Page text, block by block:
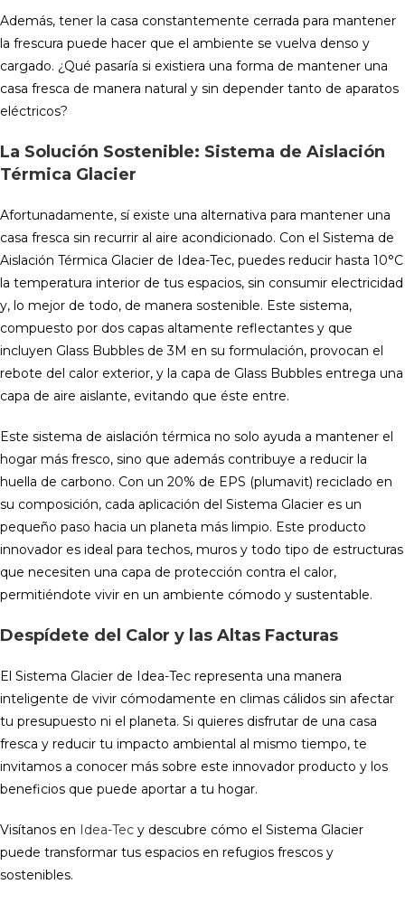
Además, tener la casa constantemente cerrada para mantener
la frescura puede hacer que el ambiente se vuelva denso y
cargado. ¿Qué pasaría si existiera una forma de mantener una
casa fresca de manera natural y sin depender tanto de aparatos
eléctricos?
La Solución Sostenible: Sistema de Aislación
Térmica Glacier
Afortunadamente, sí existe una alternativa para mantener una
casa fresca sin recurrir al aire acondicionado. Con el Sistema de
Aislación Térmica Glacier de Idea-Tec, puedes reducir hasta 10°C
la temperatura interior de tus espacios, sin consumir electricidad
y, lo mejor de todo, de manera sostenible. Este sistema,
compuesto por dos capas altamente reflectantes y que
incluyen Glass Bubbles de 3M en su formulación, provocan el
rebote del calor exterior, y la capa de Glass Bubbles entrega una
capa de aire aislante, evitando que éste entre.
Este sistema de aislación térmica no solo ayuda a mantener el
hogar más fresco, sino que además contribuye a reducir la
huella de carbono. Con un 20% de EPS (plumavit) reciclado en
su composición, cada aplicación del Sistema Glacier es un
pequeño paso hacia un planeta más limpio. Este producto
innovador es ideal para techos, muros y todo tipo de estructuras
que necesiten una capa de protección contra el calor,
permitiéndote vivir en un ambiente cómodo y sustentable.
Despídete del Calor y las Altas Facturas
El Sistema Glacier de Idea-Tec representa una manera
inteligente de vivir cómodamente en climas cálidos sin afectar
tu presupuesto ni el planeta. Si quieres disfrutar de una casa
fresca y reducir tu impacto ambiental al mismo tiempo, te
invitamos a conocer más sobre este innovador producto y los
beneficios que puede aportar a tu hogar.
Visítanos en Idea-Tec y descubre cómo el Sistema Glacier
puede transformar tus espacios en refugios frescos y
sostenibles.